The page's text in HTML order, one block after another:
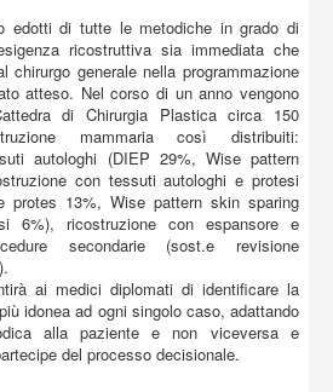
edotti di tutte le metodiche in grado di
ricostruttiva sia immediata che
chirurgo generale nella programmazione
atteso. Nel corso di un anno vengono
di Chirurgia Plastica circa 150
mammaria così distribuiti:
autologhi (DIEP 29%, Wise pattern
con tessuti autologhi e protesi
protes 13%, Wise pattern skin sparing
6%), ricostruzione con espansore e
secondarie (sost.e revisione
ai medici diplomati di identificare la
idonea ad ogni singolo caso, adattando
alla paziente e non viceversa e
del processo decisionale.